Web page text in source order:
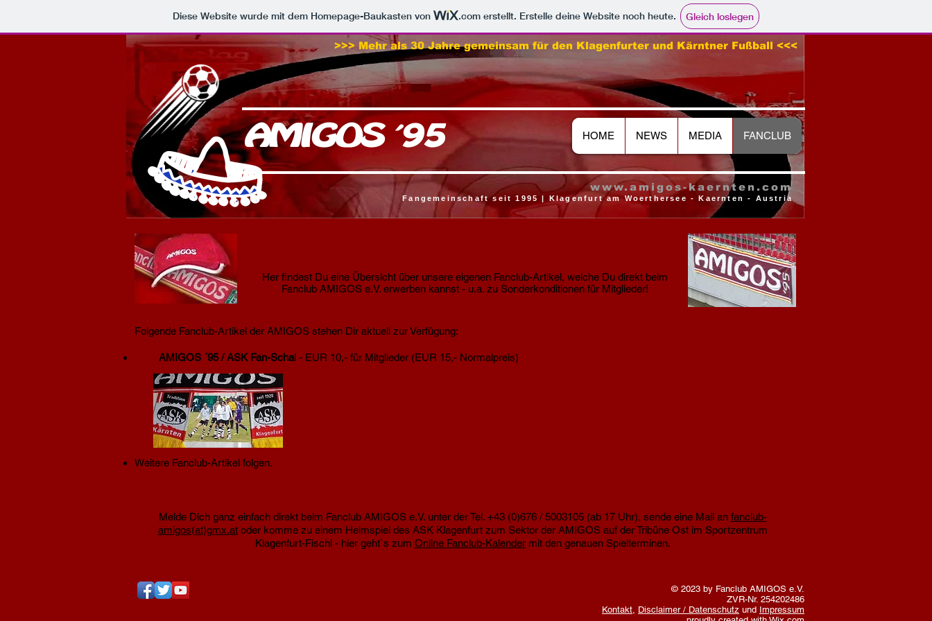
Diese Website wurde mit dem Homepage-Baukasten von .com erstellt. Erstelle deine Website noch heute. Gleich loslegen
HOME NEWS MEDIA FANCLUB
www.amigos-kaernten.com
Fangemeinschaft seit 1995 | Klagenfurt am Woerthersee - Kaernten - Austria
AMIGOS ´95
>>> Mehr als 30 Jahre gemeinsam für den Klagenfurter und Kärntner Fußball <<<
Her findest Du eine Übersicht über unsere eigenen Fanclub-Artikel, welche Du direkt beim
Fanclub AMIGOS e.V. erwerben kannst - u.a. zu Sonderkonditionen für Mitglieder!
Folgende Fanclub-Artikel der AMIGOS stehen Dir aktuell zur Verfügung:
AMIGOS ´95 / ASK Fan-Schal - EUR 10,- für Mitglieder (EUR 15,- Normalpreis)
Weitere Fanclub-Artikel folgen.
Melde Dich ganz einfach direkt beim Fanclub AMIGOS e.V. unter der Tel. +43 (0)676 / 5003105 (ab 17 Uhr), sende eine Mail an fanclub-
amigos(at)gmx.atoder komme zu einem Heimspiel des ASK Klagenfurt zum Sektor der AMIGOS auf der Tribüne Ost im Sportzentrum
Klagenfurt-Fischl - hier geht`s zum Online Fanclub-Kalendermit den genauen Spielterminen.
© 2023 by Fanclub AMIGOS e.V.
ZVR-Nr. 254202486
Kontakt, Disclaimer / Datenschutz und Impressum